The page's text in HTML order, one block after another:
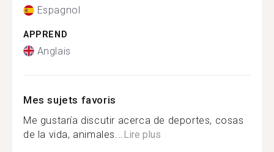
Espagnol
APPREND
Anglais
Mes sujets favoris
Me gustaría discutir acerca de deportes, cosas
de la vida, animales... Lire plus